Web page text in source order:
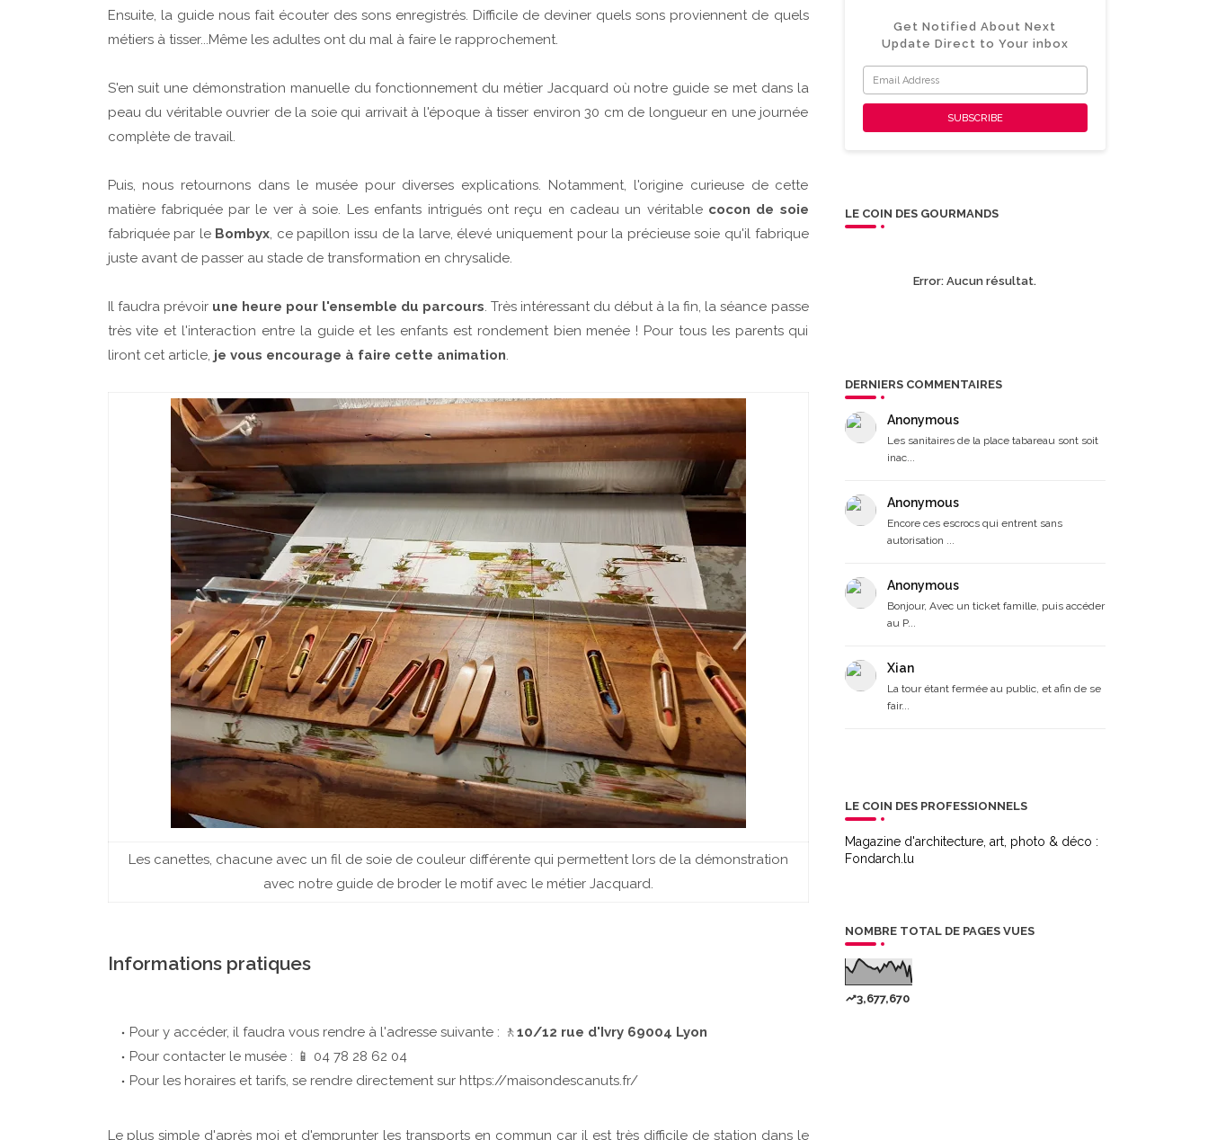
Ensuite, la guide nous fait écouter des sons enregistrés. Difficile de deviner quels sons proviennent de quels
métiers à tisser...Même les adultes ont du mal à faire le rapprochement.
S'en suit une démonstration manuelle du fonctionnement du métier Jacquard où notre guide se met dans la
peau du véritable ouvrier de la soie qui arrivait à l'époque à tisser environ 30 cm de longueur en une journée
complète de travail.
Puis, nous retournons dans le musée pour diverses explications. Notamment, l'origine curieuse de cette
matière fabriquée par le ver à soie. Les enfants intrigués ont reçu en cadeau un véritable cocon de soie
fabriquée par le Bombyx , ce papillon issu de la larve, élevé uniquement pour la précieuse soie qu'il fabrique
juste avant de passer au stade de transformation en chrysalide.
Il faudra prévoirune heure pour l'ensemble du parcours . Très intéressant du début à la fin, la séance passe
très vite et l'interaction entre la guide et les enfants est rondement bien menée ! Pour tous les parents qui
liront cet article, je vous encourage à faire cette animation
Les canettes, chacune avec un fil de soie de couleur différente qui permettent lors de la démonstration
avec notre guide de broder le motif avec le métier Jacquard.
Informations pratiques
Pour y accéder, il faudra vous rendre à l'adresse suivante : 🚶10/12 rue d'Ivry 69004 Lyon
Pour contacter le musée : 📱 04 78 28 62 04
Pour les horaires et tarifs, se rendre directement sur https://maisondescanuts.fr/
Le plus simple d'après moi et d'emprunter les transports en commun car il est très difficile de station dans le
Get Notified About Next
Update Direct to Your inbox
LE COIN DES GOURMANDS
Error: Aucun résultat.
DERNIERS COMMENTAIRES
Anonymous
Les sanitaires de la place tabareau sont soit
inac...
Anonymous
Encore ces escrocs qui entrent sans
autorisation ...
Anonymous
Bonjour, Avec un ticket famille, puis accéder
au P...
Xian
La tour étant fermée au public, et afin de se
fair...
LE COIN DES PROFESSIONNELS
Magazine d'architecture, art, photo & déco :
Fondarch.lu
NOMBRE TOTAL DE PAGES VUES
3,677,670